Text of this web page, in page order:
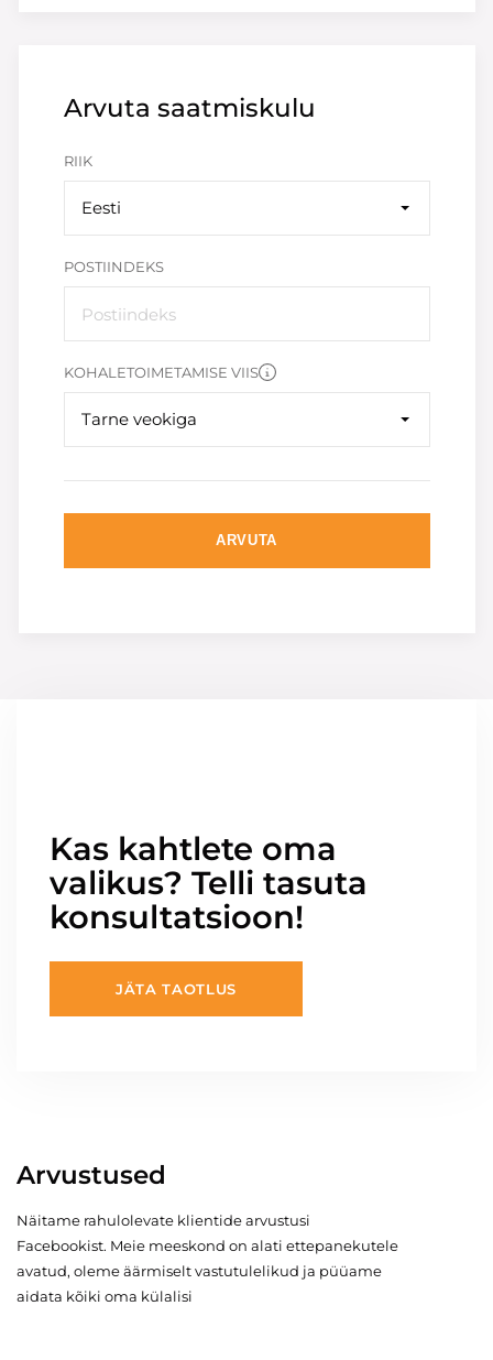
Arvuta saatmiskulu
RIIK
Eesti
POSTIINDEKS
KOHALETOIMETAMISE VIIS
Tarne veokiga
ARVUTA
Kas kahtlete oma
valikus? Telli tasuta
konsultatsioon!
JÄTA TAOTLUS
Arvustused
Näitame rahulolevate klientide arvustusi
Facebookist. Meie meeskond on alati ettepanekutele
avatud, oleme äärmiselt vastutulelikud ja püüame
aidata kõiki oma külalisi